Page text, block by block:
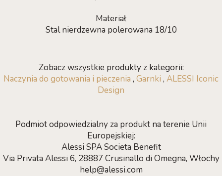
Materiał
Stal nierdzewna polerowana 18/10
Zobacz wszystkie produkty z kategorii:
Naczynia do gotowania i pieczenia , Garnki , ALESSI Iconic
Design
Podmiot odpowiedzialny za produkt na terenie Unii
Europejskiej:
Alessi SPA Societa Benefit
Via Privata Alessi 6, 28887 Crusinallo di Omegna, Włochy
help@alessi.com